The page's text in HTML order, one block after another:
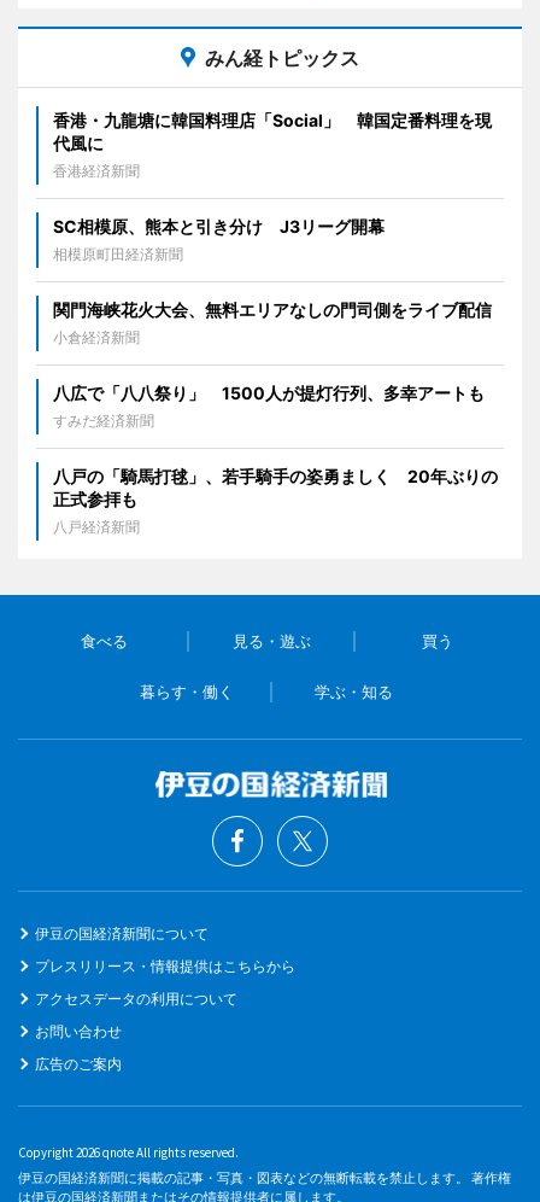
みん経トピックス
香港・九龍塘に韓国料理店「Social」 韓国定番料理を現
代風に
香港経済新聞
SC相模原、熊本と引き分け J3リーグ開幕
相模原町田経済新聞
関門海峡花火大会、無料エリアなしの門司側をライブ配信
小倉経済新聞
八広で「八八祭り」 1500人が提灯行列、多幸アートも
すみだ経済新聞
八戸の「騎馬打毬」、若手騎手の姿勇ましく 20年ぶりの
正式参拝も
八戸経済新聞
食べる 見る・遊ぶ 買う
暮らす・働く 学ぶ・知る
伊豆の国経済新聞について
プレスリリース・情報提供はこちらから
アクセスデータの利用について
お問い合わせ
広告のご案内
Copyright 2026 qnote All rights reserved.
伊豆の国経済新聞に掲載の記事・写真・図表などの無断転載を禁止します。 著作権
は伊豆の国経済新聞またはその情報提供者に属します。